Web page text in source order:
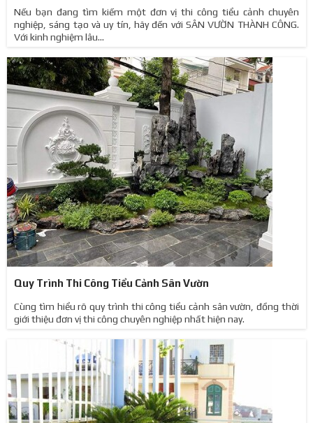
Nếu bạn đang tìm kiếm một đơn vị thi công tiểu cảnh chuyên
nghiệp, sáng tạo và uy tín, hãy đến với SÂN VƯỜN THÀNH CÔNG.
Với kinh nghiệm lâu...
Quy Trình Thi Công Tiểu Cảnh Sân Vườn
Cùng tìm hiểu rõ quy trình thi công tiểu cảnh sân vườn, đồng thời
giới thiệu đơn vị thi công chuyên nghiệp nhất hiện nay.